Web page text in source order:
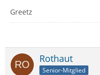
Greetz
Rothaut
Senior-Mitglied